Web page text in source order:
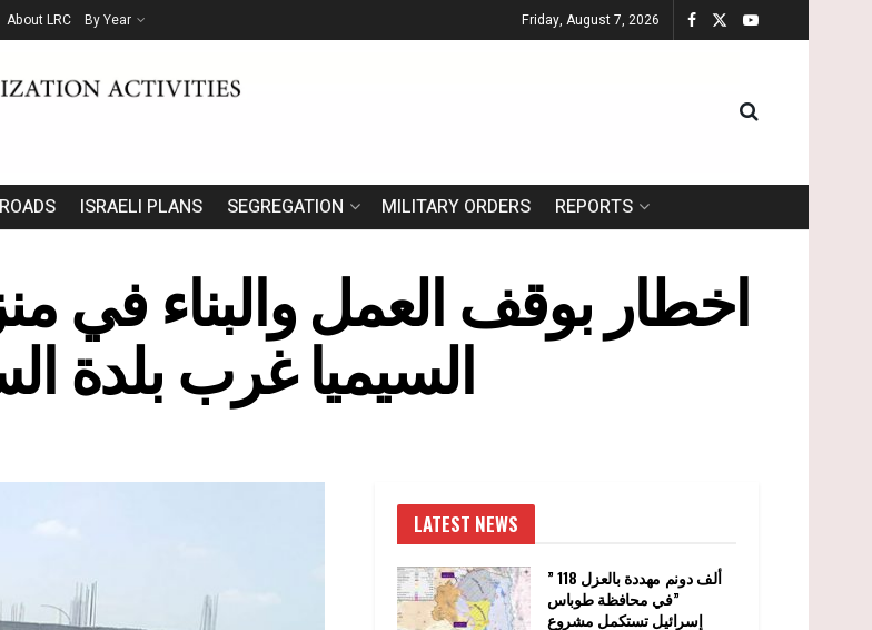
About LRC By Year Friday, August 7, 2026
ISRAELI PLANS SEGREGATION MILITARY ORDERS REPORTS
اخطار بوقف العمل والبناء في
السيميا غرب بلدة
LATEST NEWS
” 118 ألف دونم مهددة بالعزل
في محافظة طوباس”
إسرائيل تستكمل مشروع